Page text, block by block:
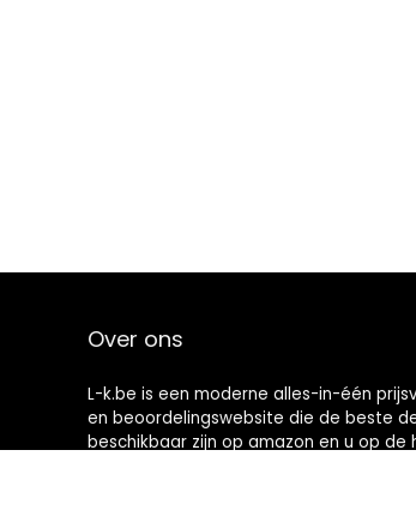
Over ons
L-k.be is een moderne alles-in-één
en beoordelingswebsite die de beste
beschikbaar zijn op amazon en u op de